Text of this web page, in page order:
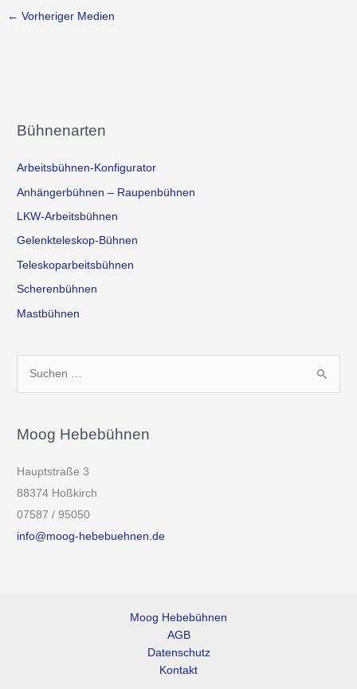
← Vorheriger Medien
Bühnenarten
Arbeitsbühnen-Konfigurator
Anhängerbühnen – Raupenbühnen
LKW-Arbeitsbühnen
Gelenkteleskop-Bühnen
Teleskoparbeitsbühnen
Scherenbühnen
Mastbühnen
h
n
n
a
c
Moog Hebebühnen
Hauptstraße 3
88374 Hoßkirch
07587 / 95050
info@moog-hebebuehnen.de
Moog Hebebühnen
AGB
Datenschutz
Kontakt